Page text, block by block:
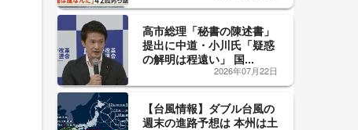
高市総理「秘書の陳述書」
提出に中道・小川氏「疑惑
の解明は程遠い」 国...
2026年07月22日
【台風情報】ダブル台風の
週末の進路予想は 本州は土